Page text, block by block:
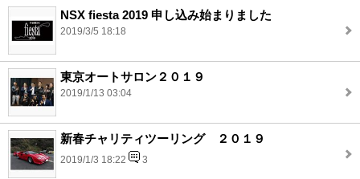
NSX fiesta 2019 申し込み始まりました
2019/3/5 18:18
東京オートサロン２０１９
2019/1/13 03:04
新春チャリティツーリング ２０１９
2019/1/3 18:22 3